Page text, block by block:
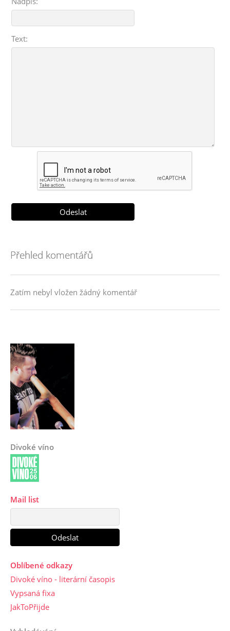
Text:
Přehled komentářů
Zatím nebyl vložen žádný komentář
Divoké víno
Mail list
Oblíbené odkazy
Divoké víno - literární časopis
Vypsaná fixa
JakToPřijde